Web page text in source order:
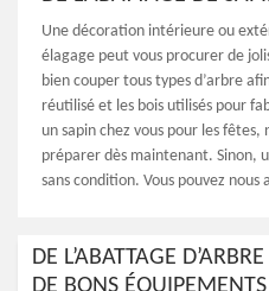
Une décoration intérieure ou
élagage peut vous procurer de
bien couper tous types d’arbre
réutilisé et les bois utilisés pour
un sapin chez vous pour les
préparer dès maintenant. Sinon,
sans condition. Vous pouvez
DE L’ABATTAGE
DE BONS ÉQUIPEMENTS